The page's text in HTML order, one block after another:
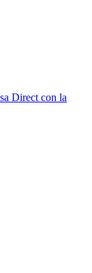
Direct con la